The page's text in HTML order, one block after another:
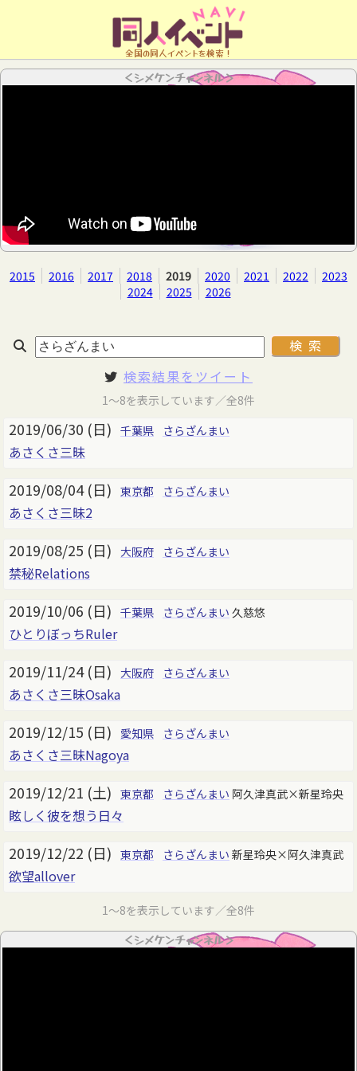
全国の同人イベントを検索！
＜シメケンチャンネル＞
2015 2016 2017 2018 2019 2020 2021 2022
2023
2024
2025 2026
検索結果をツイート
1～8を表示しています／全8件
2019/06/30 (日) 千葉県 さらざんまい
あさくさ三昧
2019/08/04 (日) 東京都 さらざんまい
あさくさ三昧2
2019/08/25 (日) 大阪府 さらざんまい
禁秘Relations
2019/10/06 (日) 千葉県 さらざんまい 久慈悠
ひとりぼっちRuler
2019/11/24 (日) 大阪府 さらざんまい
あさくさ三昧Osaka
2019/12/15 (日) 愛知県 さらざんまい
あさくさ三昧Nagoya
2019/12/21 (土) 東京都 さらざんまい 阿久津真武×新星玲央
眩しく彼を想う日々
2019/12/22 (日) 東京都 さらざんまい 新星玲央×阿久津真武
欲望allover
1～8を表示しています／全8件
＜シメケンチャンネル＞